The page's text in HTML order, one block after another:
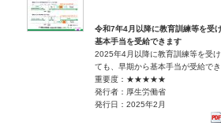
令和7年4月以降に教育訓練等を受
基本手当を受給できます
2025年4月以降に教育訓練等を受
ても、早期から基本手当が受給で
重要度：★★★★★
発行者：厚生労働省
発行日：2025年2月